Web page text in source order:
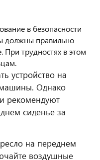
в безопасности
должны правильно
При трудностях в этом
устройство на
Однако
рекомендуют
сиденье за
на переднем
воздушные